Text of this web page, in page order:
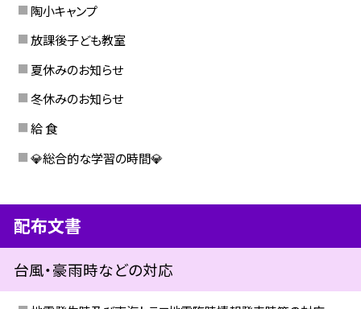
陶小キャンプ
放課後子ども教室
夏休みのお知らせ
冬休みのお知らせ
給 食
💎総合的な学習の時間💎
配布文書
台風・豪雨時などの対応